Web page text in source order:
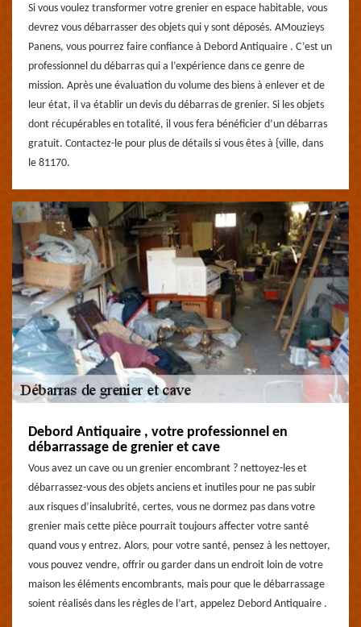
Si vous voulez transformer votre grenier en espace habitable, vous
devrez vous débarrasser des objets qui y sont déposés. AMouzieys
Panens, vous pourrez faire confiance à Debord Antiquaire . C’est un
professionnel du débarras qui a l’expérience dans ce genre de
mission. Après une évaluation du volume des biens à enlever et de
leur état, il va établir un devis du débarras de grenier. Si les objets
dont récupérables en totalité, il vous fera bénéficier d’un débarras
gratuit. Contactez-le pour plus de détails si vous êtes à {ville, dans
le 81170.
Debord Antiquaire , votre professionnel en
débarrassage de grenier et cave
Vous avez un cave ou un grenier encombrant ? nettoyez-les et
débarrassez-vous des objets anciens et inutiles pour ne pas subir
aux risques d’insalubrité, certes, vous ne dormez pas dans votre
grenier mais cette pièce pourrait toujours affecter votre santé
quand vous y entrez. Alors, pour votre santé, pensez à les nettoyer,
vous pouvez vendre, offrir ou garder dans un endroit loin de votre
maison les éléments encombrants, mais pour que le débarrassage
soient réalisés dans les règles de l’art, appelez Debord Antiquaire .